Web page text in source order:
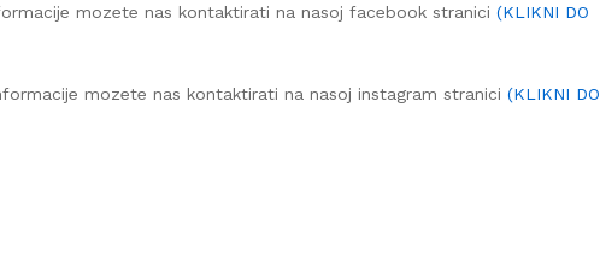
mozete nas kontaktirati na nasoj facebook stranici (KLIKNI DO
mozete nas kontaktirati na nasoj instagram stranici (KLIKNI DO